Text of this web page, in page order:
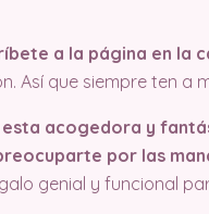
a la página en la
Así que siempre ten a
esta acogedora y
por las
genial y funcional